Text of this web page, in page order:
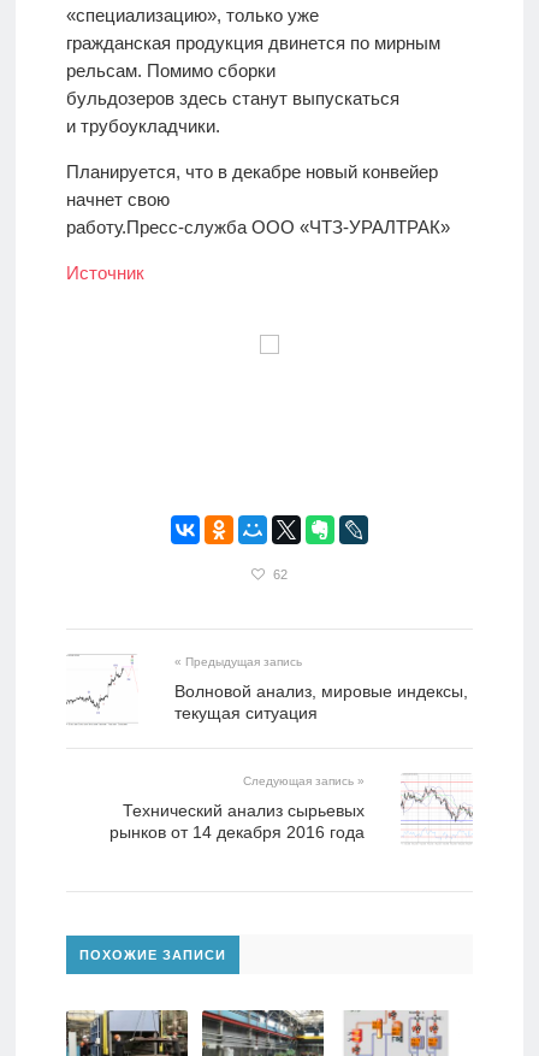
«специализацию», только уже
гражданская продукция двинется по мирным
рельсам. Помимо сборки
бульдозеров здесь станут выпускаться
и трубоукладчики.
Планируется, что в декабре новый конвейер
начнет свою
работу.Пресс-служба ООО «ЧТЗ-УРАЛТРАК»
Источник
62
« Предыдущая запись
Волновой анализ, мировые индексы,
текущая ситуация
Следующая запись »
Технический анализ сырьевых
рынков от 14 декабря 2016 года
ПОХОЖИЕ ЗАПИСИ